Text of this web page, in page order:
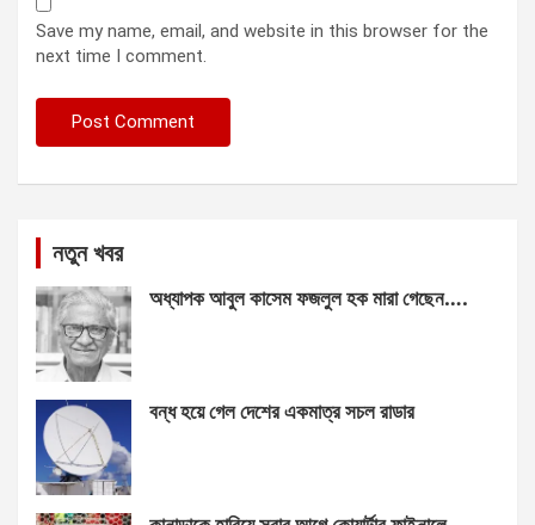
Save my name, email, and website in this browser for the
next time I comment.
নতুন খবর
অধ্যাপক আবুল কাসেম ফজলুল হক মারা গেছেন….
বন্ধ হয়ে গেল দেশের একমাত্র সচল রাডার